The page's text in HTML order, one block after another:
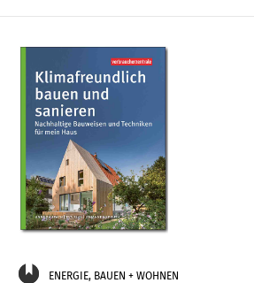
ENERGIE, BAUEN + WOHNEN